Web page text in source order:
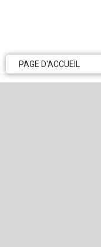
PAGE D'ACCUEIL